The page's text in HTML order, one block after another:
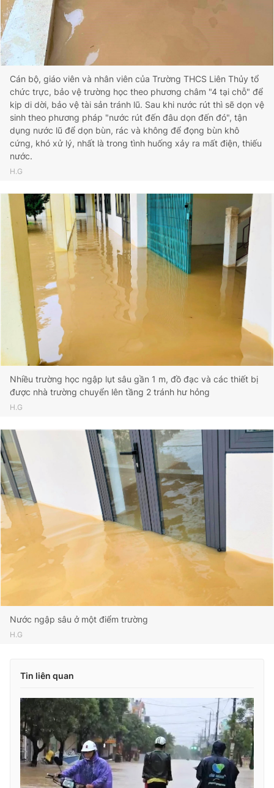
Cán bộ, giáo viên và nhân viên của Trường THCS Liên Thủy tổ
chức trực, bảo vệ trường học theo phương châm "4 tại chỗ" để
kịp di dời, bảo vệ tài sản tránh lũ. Sau khi nước rút thì sẽ dọn vệ
sinh theo phương pháp "nước rút đến đâu dọn đến đó", tận
dụng nước lũ để dọn bùn, rác và không để đọng bùn khô
cứng, khó xử lý, nhất là trong tình huống xảy ra mất điện, thiếu
nước.
H.G
Nhiều trường học ngập lụt sâu gần 1 m, đồ đạc và các thiết bị
được nhà trường chuyển lên tầng 2 tránh hư hỏng
H.G
Nước ngập sâu ở một điểm trường
H.G
Tin liên quan